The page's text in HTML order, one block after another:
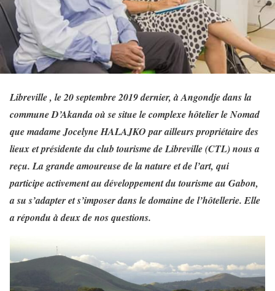
Libreville , le 20 septembre 2019 dernier, à Angondje dans la
commune D’Akanda où se situe le complexe hôtelier le Nomad
que madame Jocelyne HALAJKO par ailleurs propriétaire des
lieux et présidente du club tourisme de Libreville (CTL) nous a
reçu. La grande amoureuse de la nature et de l’art, qui
participe activement au développement du tourisme au Gabon,
a su s’adapter et s’imposer dans le domaine de l’hôtellerie. Elle
a répondu à deux de nos questions.